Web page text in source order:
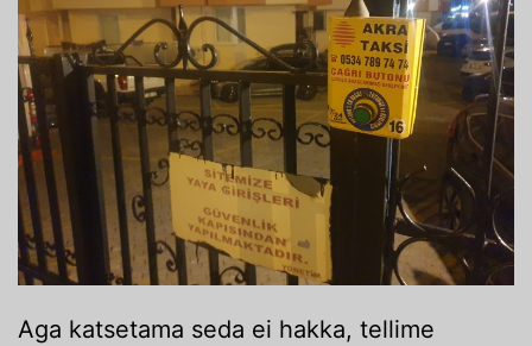
Aga katsetama seda ei hakka, tellime